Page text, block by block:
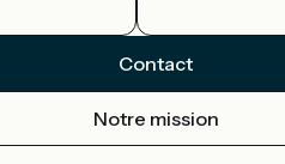
Contact
Notre mission